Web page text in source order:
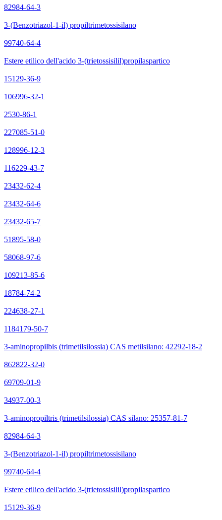
82984-64-3
3-(Benzotriazol-1-il) propiltrimetossisilano
99740-64-4
Estere etilico dell'acido 3-(trietossisilil)propilaspartico
15129-36-9
106996-32-1
2530-86-1
227085-51-0
128996-12-3
116229-43-7
23432-62-4
23432-64-6
23432-65-7
51895-58-0
58068-97-6
109213-85-6
18784-74-2
224638-27-1
1184179-50-7
3-aminopropilbis (trimetilsilossia) CAS metilsilano: 42292-18-2
862822-32-0
69709-01-9
34937-00-3
3-aminopropiltris (trimetilsilossia) CAS silano: 25357-81-7
82984-64-3
3-(Benzotriazol-1-il) propiltrimetossisilano
99740-64-4
Estere etilico dell'acido 3-(trietossisilil)propilaspartico
15129-36-9